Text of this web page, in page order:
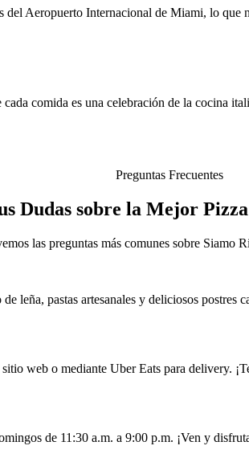
Aeropuerto Internacional de Miami, lo que
comida es una celebración de la cocina
Preguntas Frecuentes
Dudas sobre la Mejor
las preguntas más comunes sobre Siamo
leña, pastas artesanales y deliciosos postres
web o mediante Uber Eats para delivery.
de 11:30 a.m. a 9:00 p.m. ¡Ven y